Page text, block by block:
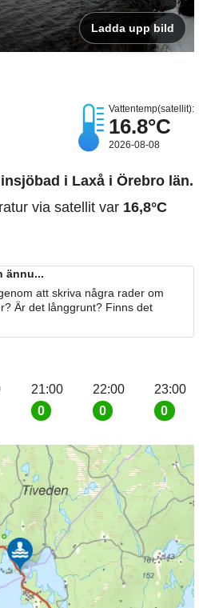
Ladda upp bild
Vattentemp(satellit):
16.8°C
2026-08-08
i Laxå i Örebro län.
via satellit var 16,8°C
ännu...
att skriva några rader om
Är det långgrunt? Finns det
21:00
0
22:00
0
23:00
0